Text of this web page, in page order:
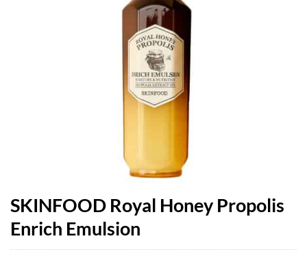
SKINFOOD Royal Honey Propolis
Enrich Emulsion